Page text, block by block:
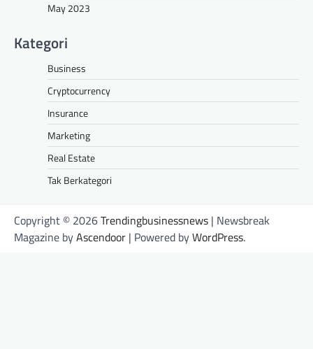
May 2023
Kategori
Business
Cryptocurrency
Insurance
Marketing
Real Estate
Tak Berkategori
Copyright © 2026Trendingbusinessnews | Newsbreak
Magazine byAscendoor | Powered byWordPress.